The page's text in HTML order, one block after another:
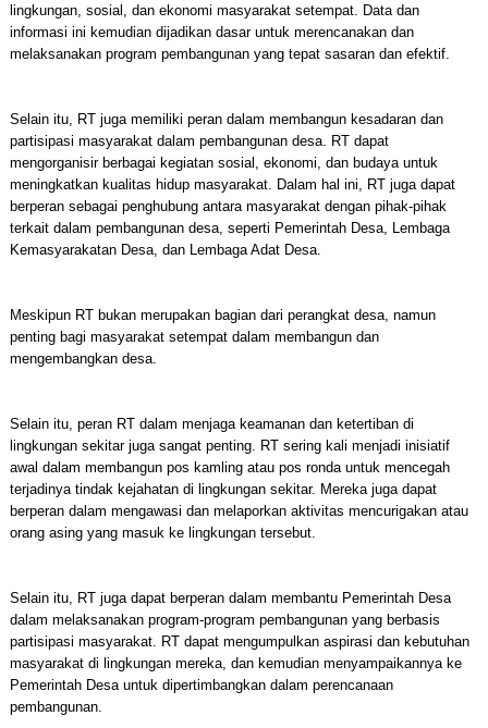
lingkungan, sosial, dan ekonomi masyarakat setempat. Data dan
informasi ini kemudian dijadikan dasar untuk merencanakan dan
melaksanakan program pembangunan yang tepat sasaran dan efektif.
Selain itu, RT juga memiliki peran dalam membangun kesadaran dan
partisipasi masyarakat dalam pembangunan desa. RT dapat
mengorganisir berbagai kegiatan sosial, ekonomi, dan budaya untuk
meningkatkan kualitas hidup masyarakat. Dalam hal ini, RT juga dapat
berperan sebagai penghubung antara masyarakat dengan pihak-pihak
terkait dalam pembangunan desa, seperti Pemerintah Desa, Lembaga
Kemasyarakatan Desa, dan Lembaga Adat Desa.
Meskipun RT bukan merupakan bagian dari perangkat desa, namun
penting bagi masyarakat setempat dalam membangun dan
mengembangkan desa.
Selain itu, peran RT dalam menjaga keamanan dan ketertiban di
lingkungan sekitar juga sangat penting. RT sering kali menjadi inisiatif
awal dalam membangun pos kamling atau pos ronda untuk mencegah
terjadinya tindak kejahatan di lingkungan sekitar. Mereka juga dapat
berperan dalam mengawasi dan melaporkan aktivitas mencurigakan atau
orang asing yang masuk ke lingkungan tersebut.
Selain itu, RT juga dapat berperan dalam membantu Pemerintah Desa
dalam melaksanakan program-program pembangunan yang berbasis
partisipasi masyarakat. RT dapat mengumpulkan aspirasi dan kebutuhan
masyarakat di lingkungan mereka, dan kemudian menyampaikannya ke
Pemerintah Desa untuk dipertimbangkan dalam perencanaan
pembangunan.